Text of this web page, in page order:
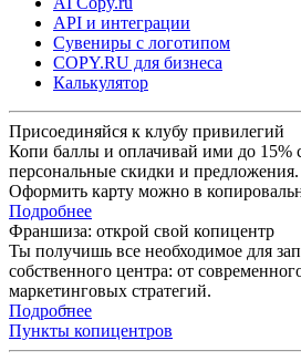
API и интеграции
Сувениры с логотипом
COPY.RU для бизнеса
Калькулятор
Присоединяйся к клубу привилегий
Копи баллы и оплачивай ими до 15%
персональные скидки и предложения.
Оформить карту можно в
Подробнее
Франшиза: открой свой копицентр
Ты получишь все необходимое для
собственного центра: от
маркетинговых стратегий.
Подробнее
Пункты копицентров